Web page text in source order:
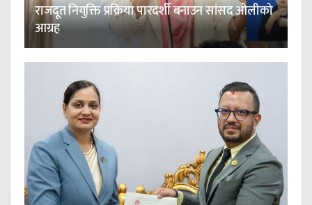
राजदूत नियुक्ति प्रक्रिया पारदर्शी बनाउन सांसद ओलीको
आग्रह